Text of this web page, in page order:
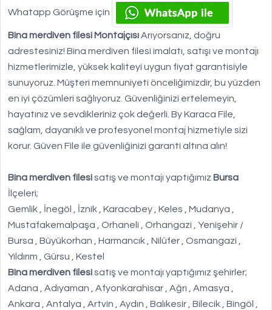
Whatapp Görüşme için
Bina merdiven filesi MontajçısıArıyorsanız, doğru
adrestesiniz! Bina merdiven filesi imalatı, satışı ve montajı
hizmetlerimizle, yüksek kaliteyi uygun fiyat garantisiyle
sunuyoruz. Müşteri memnuniyeti önceliğimizdir, bu yüzden
en iyi çözümleri sağlıyoruz. Güvenliğinizi ertelemeyin,
hayatınız ve sevdikleriniz çok değerli. By Karaca File,
sağlam, dayanıklı ve profesyonel montaj hizmetiyle sizi
korur. Güven File ile güvenliğinizi garanti altına alın!
Bina merdiven filesisatış ve montajı yaptığımız Bursa
İlçeleri;
Gemlik , İnegöl , İznik , Karacabey , Keles , Mudanya ,
Mustafakemalpaşa , Orhaneli , Orhangazi , Yenişehir /
Bursa , Büyükorhan , Harmancık , Nilüfer , Osmangazi ,
Yıldırım , Gürsu , Kestel
Bina merdiven filesisatış ve montajı yaptığımız şehirler;
Adana , Adıyaman , Afyonkarahisar , Ağrı , Amasya ,
Ankara , Antalya , Artvin , Aydın , Balıkesir , Bilecik , Bingöl ,